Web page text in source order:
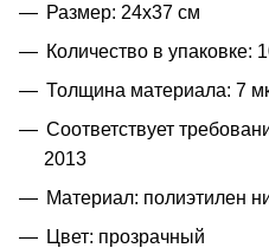
Размер: 24х37 см
Количество в упаковке:
Толщина материала: 7
Соответствует
2013
Материал: полиэтилен
Цвет: прозрачный